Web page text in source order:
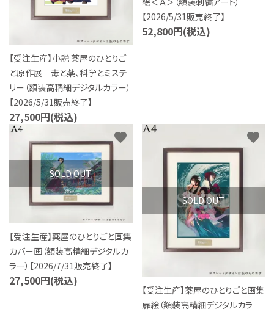
【受注生産】小説 薬屋のひとりご
と原作展 毒と薬、科学とミステ
リー（額装高精細デジタルカラー）
【2026/5/31販売終了】
27,500円(税込)
【2026/5/31販売終了】
52,800円(税込)
SOLD OUT
【受注生産】薬屋のひとりごと画集
カバー画（額装高精細デジタルカ
ラー）【2026/7/31販売終了】
27,500円(税込)
favorite
SOLD OUT
【受注生産】薬屋のひとりごと画集
扉絵（額装高精細デジタルカラ
favorite